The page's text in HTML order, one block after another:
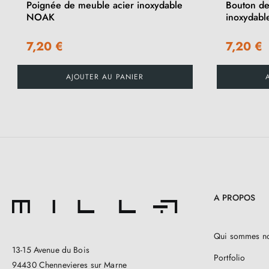
Poignée de meuble acier inoxydable
NOAK
7,20 €
AJOUTER AU PANIER
Bouton
7,20 €
13-15 Avenue du Bois
94430 Chennevieres sur Marne
A PROPOS
Qui sommes
Portfolio